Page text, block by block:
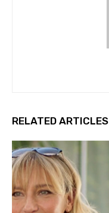
RELATED ARTICLES